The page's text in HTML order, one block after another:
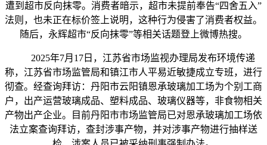
遭到超市反向抹零。消费者暗示，超市未提前奉告“四舍五入”
法则，也未正在标价签上说明，这种行为侵害了消费者权益。
随后，永辉超市“反向抹零”等相关话题登上微博热搜。
2025年7月17日，江苏省市场监视办理局发布环境传递
称，江苏省市场监管局和镇江市人平易近敏捷成立专班，进行
彻查。经查询拜访：丹阳市云阳镇恩承玻璃加工场为个别工商
户，出产运营玻璃成品、塑料成品、玻璃仪器等，非食物相关
产物出产企业。目前丹阳市市场监管局已对恩承玻璃加工场依
法立案查询拜访，查封涉事产物，并对涉事产物进行抽样送